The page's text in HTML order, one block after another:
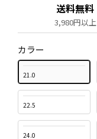
送料無料
3,980円以上
カラー
21.0
22.5
24.0